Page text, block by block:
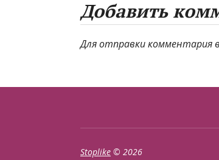
Добавить
Для отправки комментария
Stoplike © 2026